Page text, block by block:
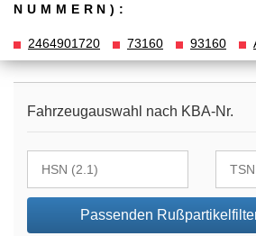
NUMMERN):
2464901720 73160 93160
Fahrzeugauswahl nach KBA-Nr.
Passenden